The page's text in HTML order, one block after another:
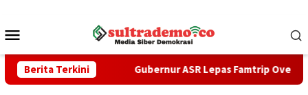
konten
Mobile
Berita Terkini
KKP Gubernur ASR Lepas Famtrip Overland Tiga